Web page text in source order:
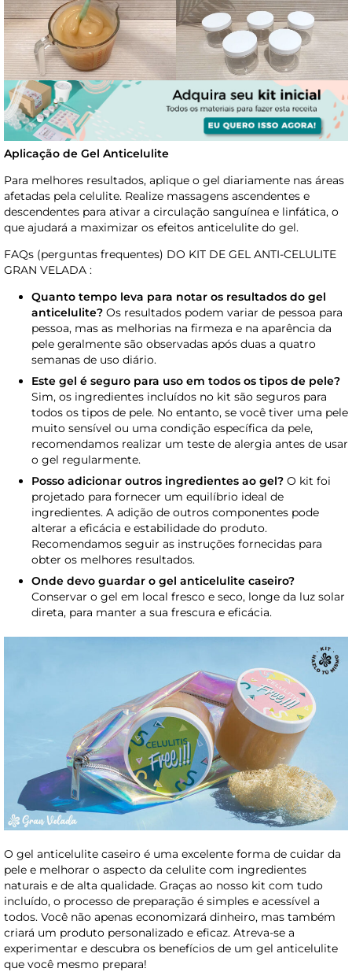
Aplicação de Gel Anticelulite
Para melhores resultados, aplique o gel diariamente nas áreas
afetadas pela celulite. Realize massagens ascendentes e
descendentes para ativar a circulação sanguínea e linfática, o
que ajudará a maximizar os efeitos anticelulite do gel.
FAQs (perguntas frequentes) DO KIT DE GEL ANTI-CELULITE
GRAN VELADA :
Quanto tempo leva para notar os resultados do gel
anticelulite? Os resultados podem variar de pessoa para
pessoa, mas as melhorias na firmeza e na aparência da
pele geralmente são observadas após duas a quatro
semanas de uso diário.
Este gel é seguro para uso em todos os tipos de pele?
Sim, os ingredientes incluídos no kit são seguros para
todos os tipos de pele. No entanto, se você tiver uma pele
muito sensível ou uma condição específica da pele,
recomendamos realizar um teste de alergia antes de usar
o gel regularmente.
Posso adicionar outros ingredientes ao gel? O kit foi
projetado para fornecer um equilíbrio ideal de
ingredientes. A adição de outros componentes pode
alterar a eficácia e estabilidade do produto.
Recomendamos seguir as instruções fornecidas para
obter os melhores resultados.
Onde devo guardar o gel anticelulite caseiro?
Conservar o gel em local fresco e seco, longe da luz solar
direta, para manter a sua frescura e eficácia.
O gel anticelulite caseiro é uma excelente forma de cuidar da
pele e melhorar o aspecto da celulite com ingredientes
naturais e de alta qualidade. Graças ao nosso kit com tudo
incluído, o processo de preparação é simples e acessível a
todos. Você não apenas economizará dinheiro, mas também
criará um produto personalizado e eficaz. Atreva-se a
experimentar e descubra os benefícios de um gel anticelulite
que você mesmo prepara!